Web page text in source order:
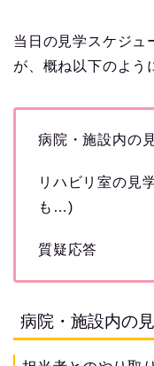
当日の見学スケジュ
が、概ね以下のよう
病院・施設内の
リハビリ室の見
も…)
質疑応答
病院・施設内の